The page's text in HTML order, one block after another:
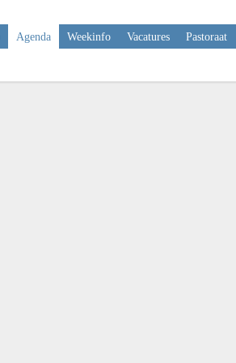
Agenda Weekinfo Vacatures Pastoraat